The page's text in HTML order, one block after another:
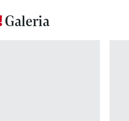
Galeria